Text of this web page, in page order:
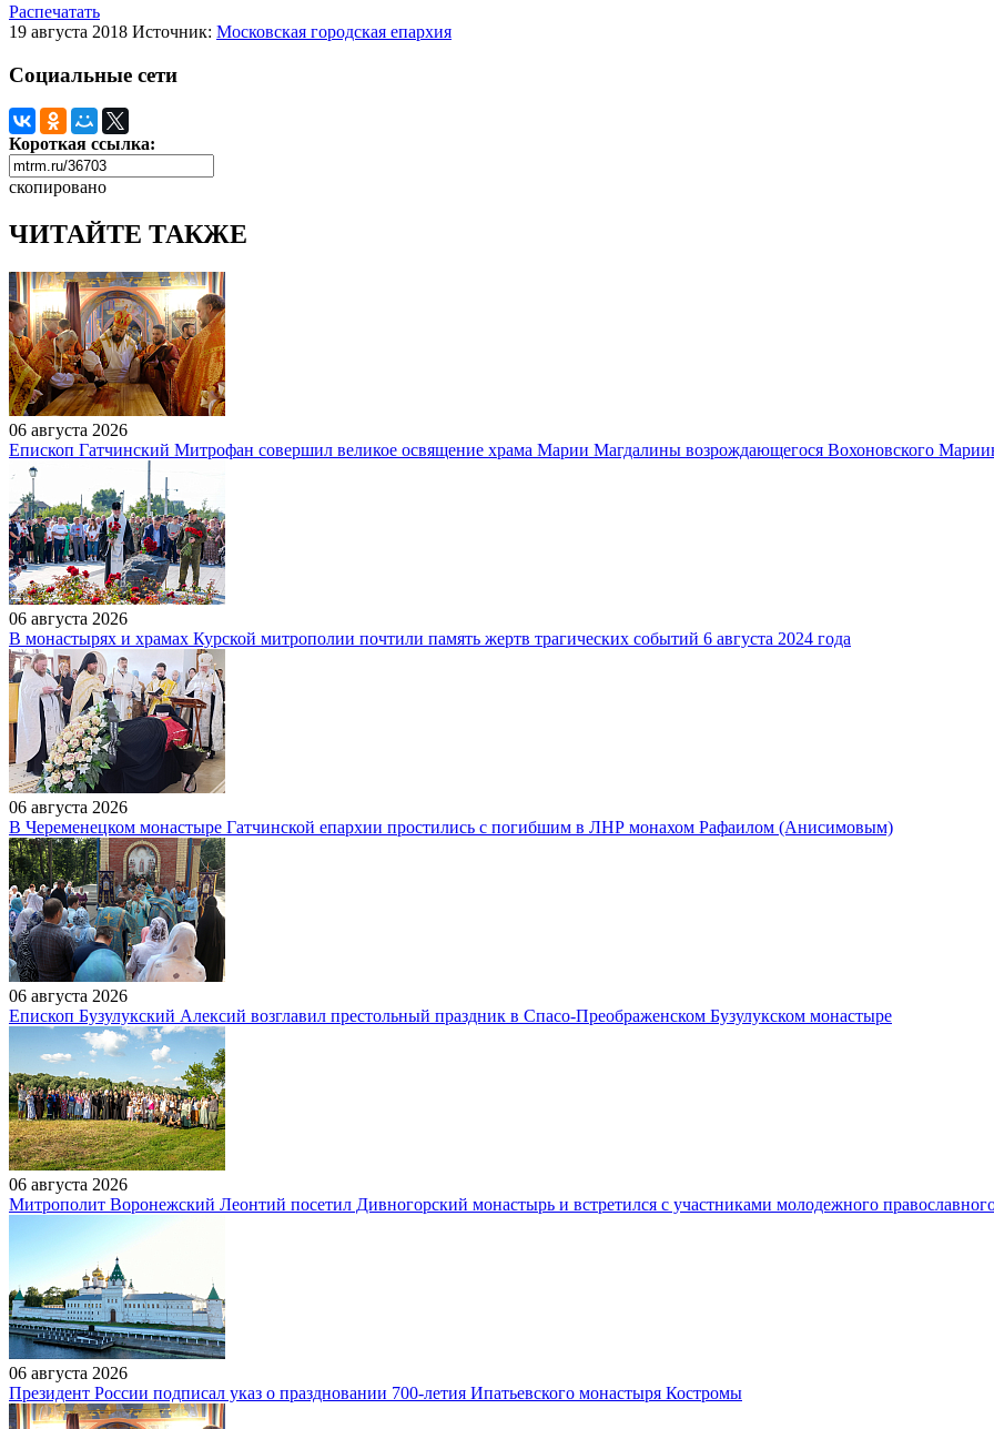
Распечатать
19 августа 2018 Источник: Московская городская епархия
Социальные сети
Короткая ссылка:
скопировано
ЧИТАЙТЕ ТАКЖЕ
06 августа 2026
Епископ Гатчинский Митрофан совершил великое освящение храма Марии Магдалины возрождающегося Вохоновского
06 августа 2026
В монастырях и храмах Курской митрополии почтили память жертв трагических событий 6 августа 2024 года
06 августа 2026
В Череменецком монастыре Гатчинской епархии простились с погибшим в ЛНР монахом Рафаилом (Анисимовым)
06 августа 2026
Епископ Бузулукский Алексий возглавил престольный праздник в Спасо-Преображенском Бузулукском монастыре
06 августа 2026
Митрополит Воронежский Леонтий посетил Дивногорский монастырь и встретился с участниками молодежного
06 августа 2026
Президент России подписал указ о праздновании 700-летия Ипатьевского монастыря Костромы